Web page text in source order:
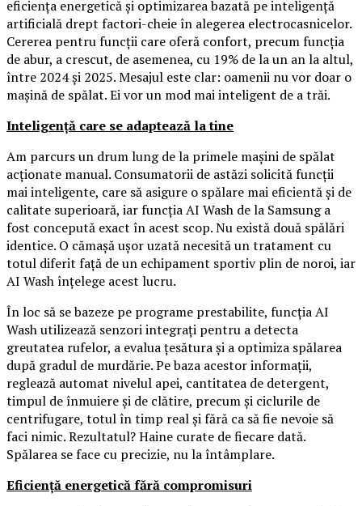
eficiența energetică și optimizarea bazată pe inteligență
artificială drept factori-cheie în alegerea electrocasnicelor.
Cererea pentru funcții care oferă confort, precum funcția
de abur, a crescut, de asemenea, cu 19% de la un an la altul,
între 2024 și 2025. Mesajul este clar: oamenii nu vor doar o
mașină de spălat. Ei vor un mod mai inteligent de a trăi.
Inteligență care se adaptează la tine
Am parcurs un drum lung de la primele mașini de spălat
acționate manual. Consumatorii de astăzi solicită funcții
mai inteligente, care să asigure o spălare mai eficientă și de
calitate superioară, iar funcția AI Wash de la Samsung a
fost concepută exact în acest scop. Nu există două spălări
identice. O cămașă ușor uzată necesită un tratament cu
totul diferit față de un echipament sportiv plin de noroi, iar
AI Wash înțelege acest lucru.
În loc să se bazeze pe programe prestabilite, funcția AI
Wash utilizează senzori integrați pentru a detecta
greutatea rufelor, a evalua țesătura și a optimiza spălarea
după gradul de murdărie. Pe baza acestor informații,
reglează automat nivelul apei, cantitatea de detergent,
timpul de înmuiere și de clătire, precum și ciclurile de
centrifugare, totul în timp real și fără ca să fie nevoie să
faci nimic. Rezultatul? Haine curate de fiecare dată.
Spălarea se face cu precizie, nu la întâmplare.
Eficiență energetică fără compromisuri